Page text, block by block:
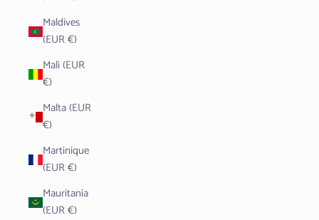
Maldives
(EUR €)
Mali (EUR
€)
Malta (EUR
€)
Martinique
(EUR €)
Mauritania
(EUR €)